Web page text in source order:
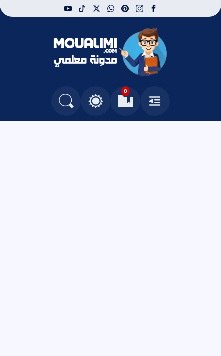
facebook
instagram
pinterest
whatsapp
x
tiktok
youtube
مدونة معلمي
القائمة
0
العلامات المرجعيةالتغيير بين الوضع النهاري والداكن
البحث في المدونة